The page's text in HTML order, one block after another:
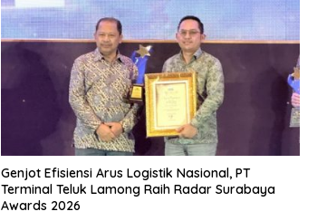
Genjot Efisiensi Arus Logistik Nasional, PT
Terminal Teluk Lamong Raih Radar Surabaya
Awards 2026